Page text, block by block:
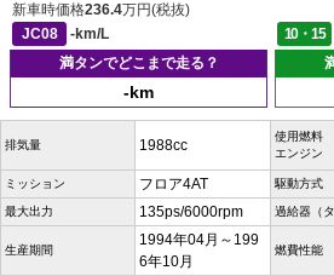
新車時価格236.4万円(税抜)
JC08
-km/L 10・15
満タンでどこまで走る？
-km
排気量 1988cc
使用燃料
エンジン
ミッション フロア4AT 駆動方式
最大出力 135ps/6000rpm 過給器（タ
生産期間
1994年04月～199
6年10月
燃費性能